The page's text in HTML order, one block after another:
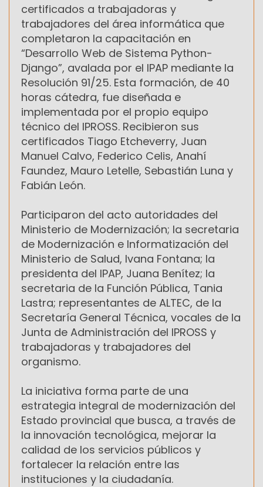
certificados a trabajadoras y
trabajadores del área informática que
completaron la capacitación en
“Desarrollo Web de Sistema Python-
Django”, avalada por el IPAP mediante la
Resolución 91/25. Esta formación, de 40
horas cátedra, fue diseñada e
implementada por el propio equipo
técnico del IPROSS. Recibieron sus
certificados Tiago Etcheverry, Juan
Manuel Calvo, Federico Celis, Anahí
Faundez, Mauro Letelle, Sebastián Luna y
Fabián León.
Participaron del acto autoridades del
Ministerio de Modernización; la secretaria
de Modernización e Informatización del
Ministerio de Salud, Ivana Fontana; la
presidenta del IPAP, Juana Benítez; la
secretaria de la Función Pública, Tania
Lastra; representantes de ALTEC, de la
Secretaría General Técnica, vocales de la
Junta de Administración del IPROSS y
trabajadoras y trabajadores del
organismo.
La iniciativa forma parte de una
estrategia integral de modernización del
Estado provincial que busca, a través de
la innovación tecnológica, mejorar la
calidad de los servicios públicos y
fortalecer la relación entre las
instituciones y la ciudadanía.